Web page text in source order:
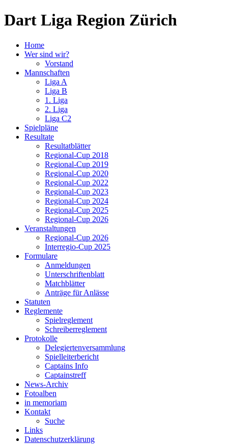
Dart Liga Region Zürich
Home
Wer sind wir?
Vorstand
Mannschaften
Liga A
Liga B
1. Liga
2. Liga
Liga C2
Spielpläne
Resultate
Resultatblätter
Regional-Cup 2018
Regional-Cup 2019
Regional-Cup 2020
Regional-Cup 2022
Regional-Cup 2023
Regional-Cup 2024
Regional-Cup 2025
Regional-Cup 2026
Veranstaltungen
Regional-Cup 2026
Interregio-Cup 2025
Formulare
Anmeldungen
Unterschriftenblatt
Matchblätter
Anträge für Anlässe
Statuten
Reglemente
Spielreglement
Schreiberreglement
Protokolle
Delegiertenversammlung
Spielleiterbericht
Captains Info
Captainstreff
News-Archiv
Fotoalben
in memoriam
Kontakt
Suche
Links
Datenschutzerklärung